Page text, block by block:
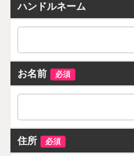
ハンドルネーム
お名前 必須
住所 必須